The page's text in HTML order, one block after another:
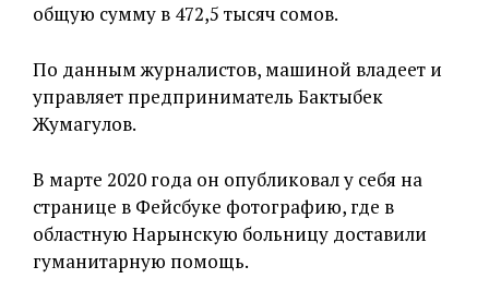
общую сумму в 472,5 тысяч сомов.
По данным журналистов, машиной владеет и
управляет предприниматель Бактыбек
Жумагулов.
В марте 2020 года он опубликовал у себя на
странице в Фейсбуке фотографию, где в
областную Нарынскую больницу доставили
гуманитарную помощь.